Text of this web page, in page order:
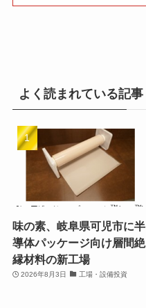
よく読まれている記事
味の素、岐阜県可児市に半
導体パッケージ向け層間絶
縁材料の新工場
2026年8月3日 工場・設備投資